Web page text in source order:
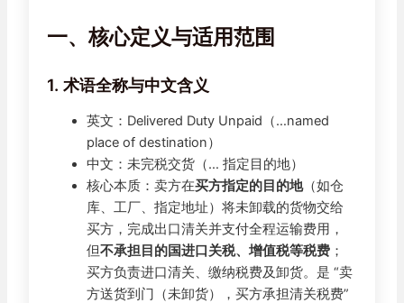
一、核心定义与适用范围
1. 术语全称与中文含义
英文：Delivered Duty Unpaid（…named
place of destination）
中文：未完税交货（… 指定目的地）
核心本质：卖方在买方指定的目的地（如仓
库、工厂、指定地址）将未卸载的货物交给
买方，完成出口清关并支付全程运输费用，
但不承担目的国进口关税、增值税等税费 ；
买方负责进口清关、缴纳税费及卸货。是 “卖
方送货到门（未卸货），买方承担清关税费”